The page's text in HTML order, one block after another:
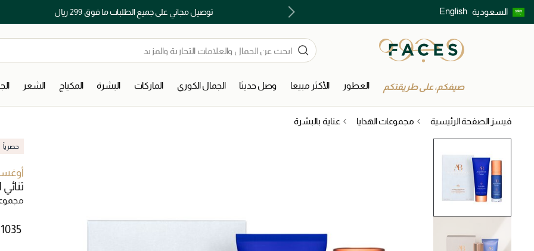
السعودية English توصيل مجاني على جميع الطلبات ما فوق 299 ريال اكتشفوا خدمات الجمال المختارة بعناية
صيفكم، على طريقتكم العطور الأكثر مبيعا وصل حديثا الجمال الكوري الماركات البشرة المكياج الشعر
فيسز الصفحة الرئيسية مجموعات الهدايا عناية بالبشرة
حصرياً